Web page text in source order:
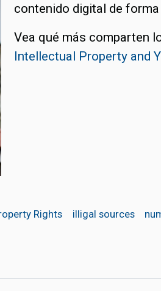
contenido digital de
Vea qué más comparten
Intellectual Property and
Rights illigal sources